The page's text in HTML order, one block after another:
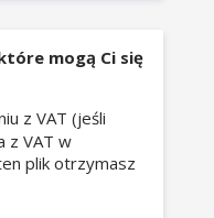
do komórki.
z
bez pisania
mogą Ci się
z VAT (jeśli
z VAT w
plik otrzymasz